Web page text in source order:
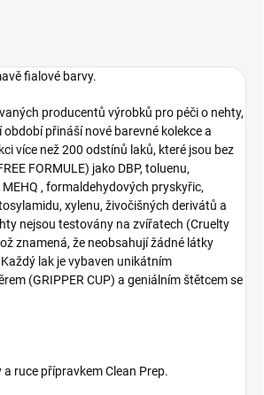
fialové barvy.
producentů výrobků pro péči o nehty,
období přináší nové barevné kolekce a
více než 200 odstínů laků, které jsou bez
FORMULE) jako DBP, toluenu,
, formaldehydových pryskyřic,
xylenu, živočišných derivátů a
nejsou testovány na zvířatech (Cruelty
znamená, že neobsahují žádné látky
lak je vybaven unikátním
(GRIPPER CUP) a geniálním štětcem se
ruce přípravkem Clean Prep.